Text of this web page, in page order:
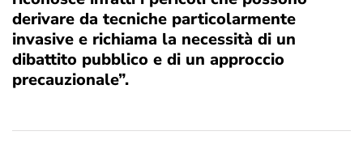
derivare da tecniche particolarmente
invasive e richiama la necessità di un
dibattito pubblico e di un approccio
precauzionale”.